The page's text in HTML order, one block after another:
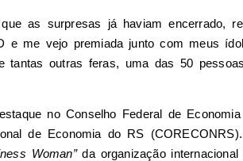
as surpresas já haviam encerrado,
e me vejo premiada junto com meus
tantas outras feras, uma das 50
no Conselho Federal de
de Economia do RS
Woman”da organização internacional